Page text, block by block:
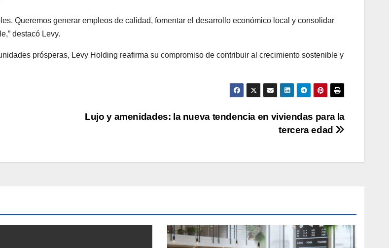
Queremos generar empleos de calidad, fomentar el desarrollo económico local y consolidar
destacó Levy.
prósperas, Levy Holding reafirma su compromiso de contribuir al crecimiento sostenible y
Lujo y amenidades: la nueva tendencia en viviendas para la
tercera edad